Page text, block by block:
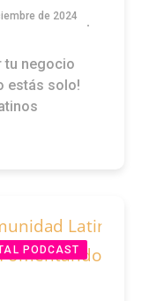
de 2024
tu negocio
estás solo!
PODCAST